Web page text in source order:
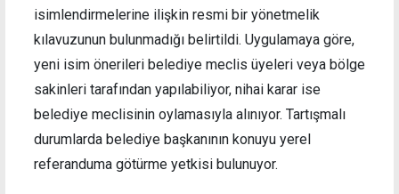
isimlendirmelerine ilişkin resmi bir yönetmelik
kılavuzunun bulunmadığı belirtildi. Uygulamaya göre,
yeni isim önerileri belediye meclis üyeleri veya bölge
sakinleri tarafından yapılabiliyor, nihai karar ise
belediye meclisinin oylamasıyla alınıyor. Tartışmalı
durumlarda belediye başkanının konuyu yerel
referanduma götürme yetkisi bulunuyor.